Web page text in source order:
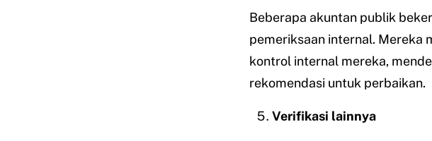
Beberapa akuntan publik
pemeriksaan internal. Mereka
kontrol internal mereka,
rekomendasi untuk perbaikan.
Verifikasi lainnya